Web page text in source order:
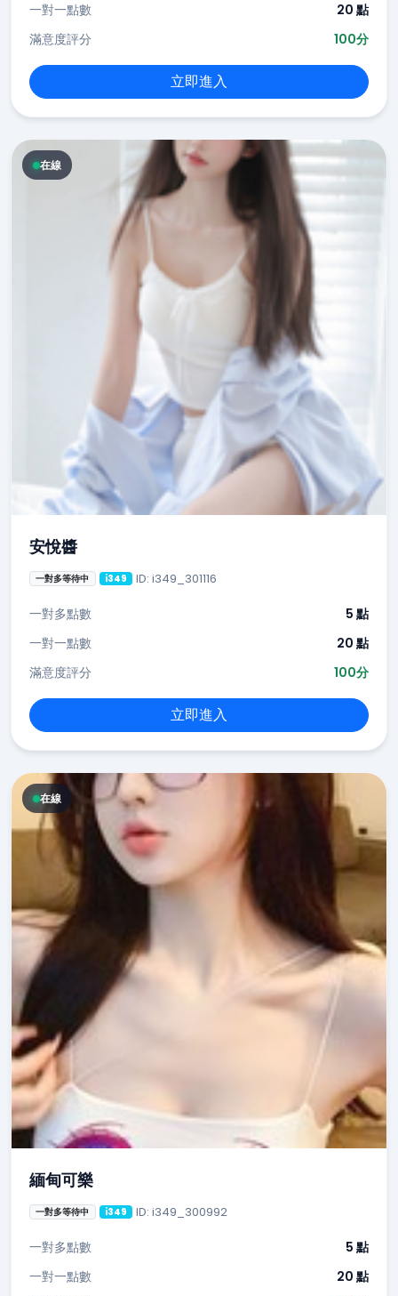
一對一點數
20 點
滿意度評分
100分
立即進入
在線
安悅醬
一對多等待中 i349 ID: i349_301116
一對多點數
5 點
一對一點數
20 點
滿意度評分
100分
立即進入
在線
緬甸可樂
一對多等待中 i349 ID: i349_300992
一對多點數
5 點
一對一點數
20 點